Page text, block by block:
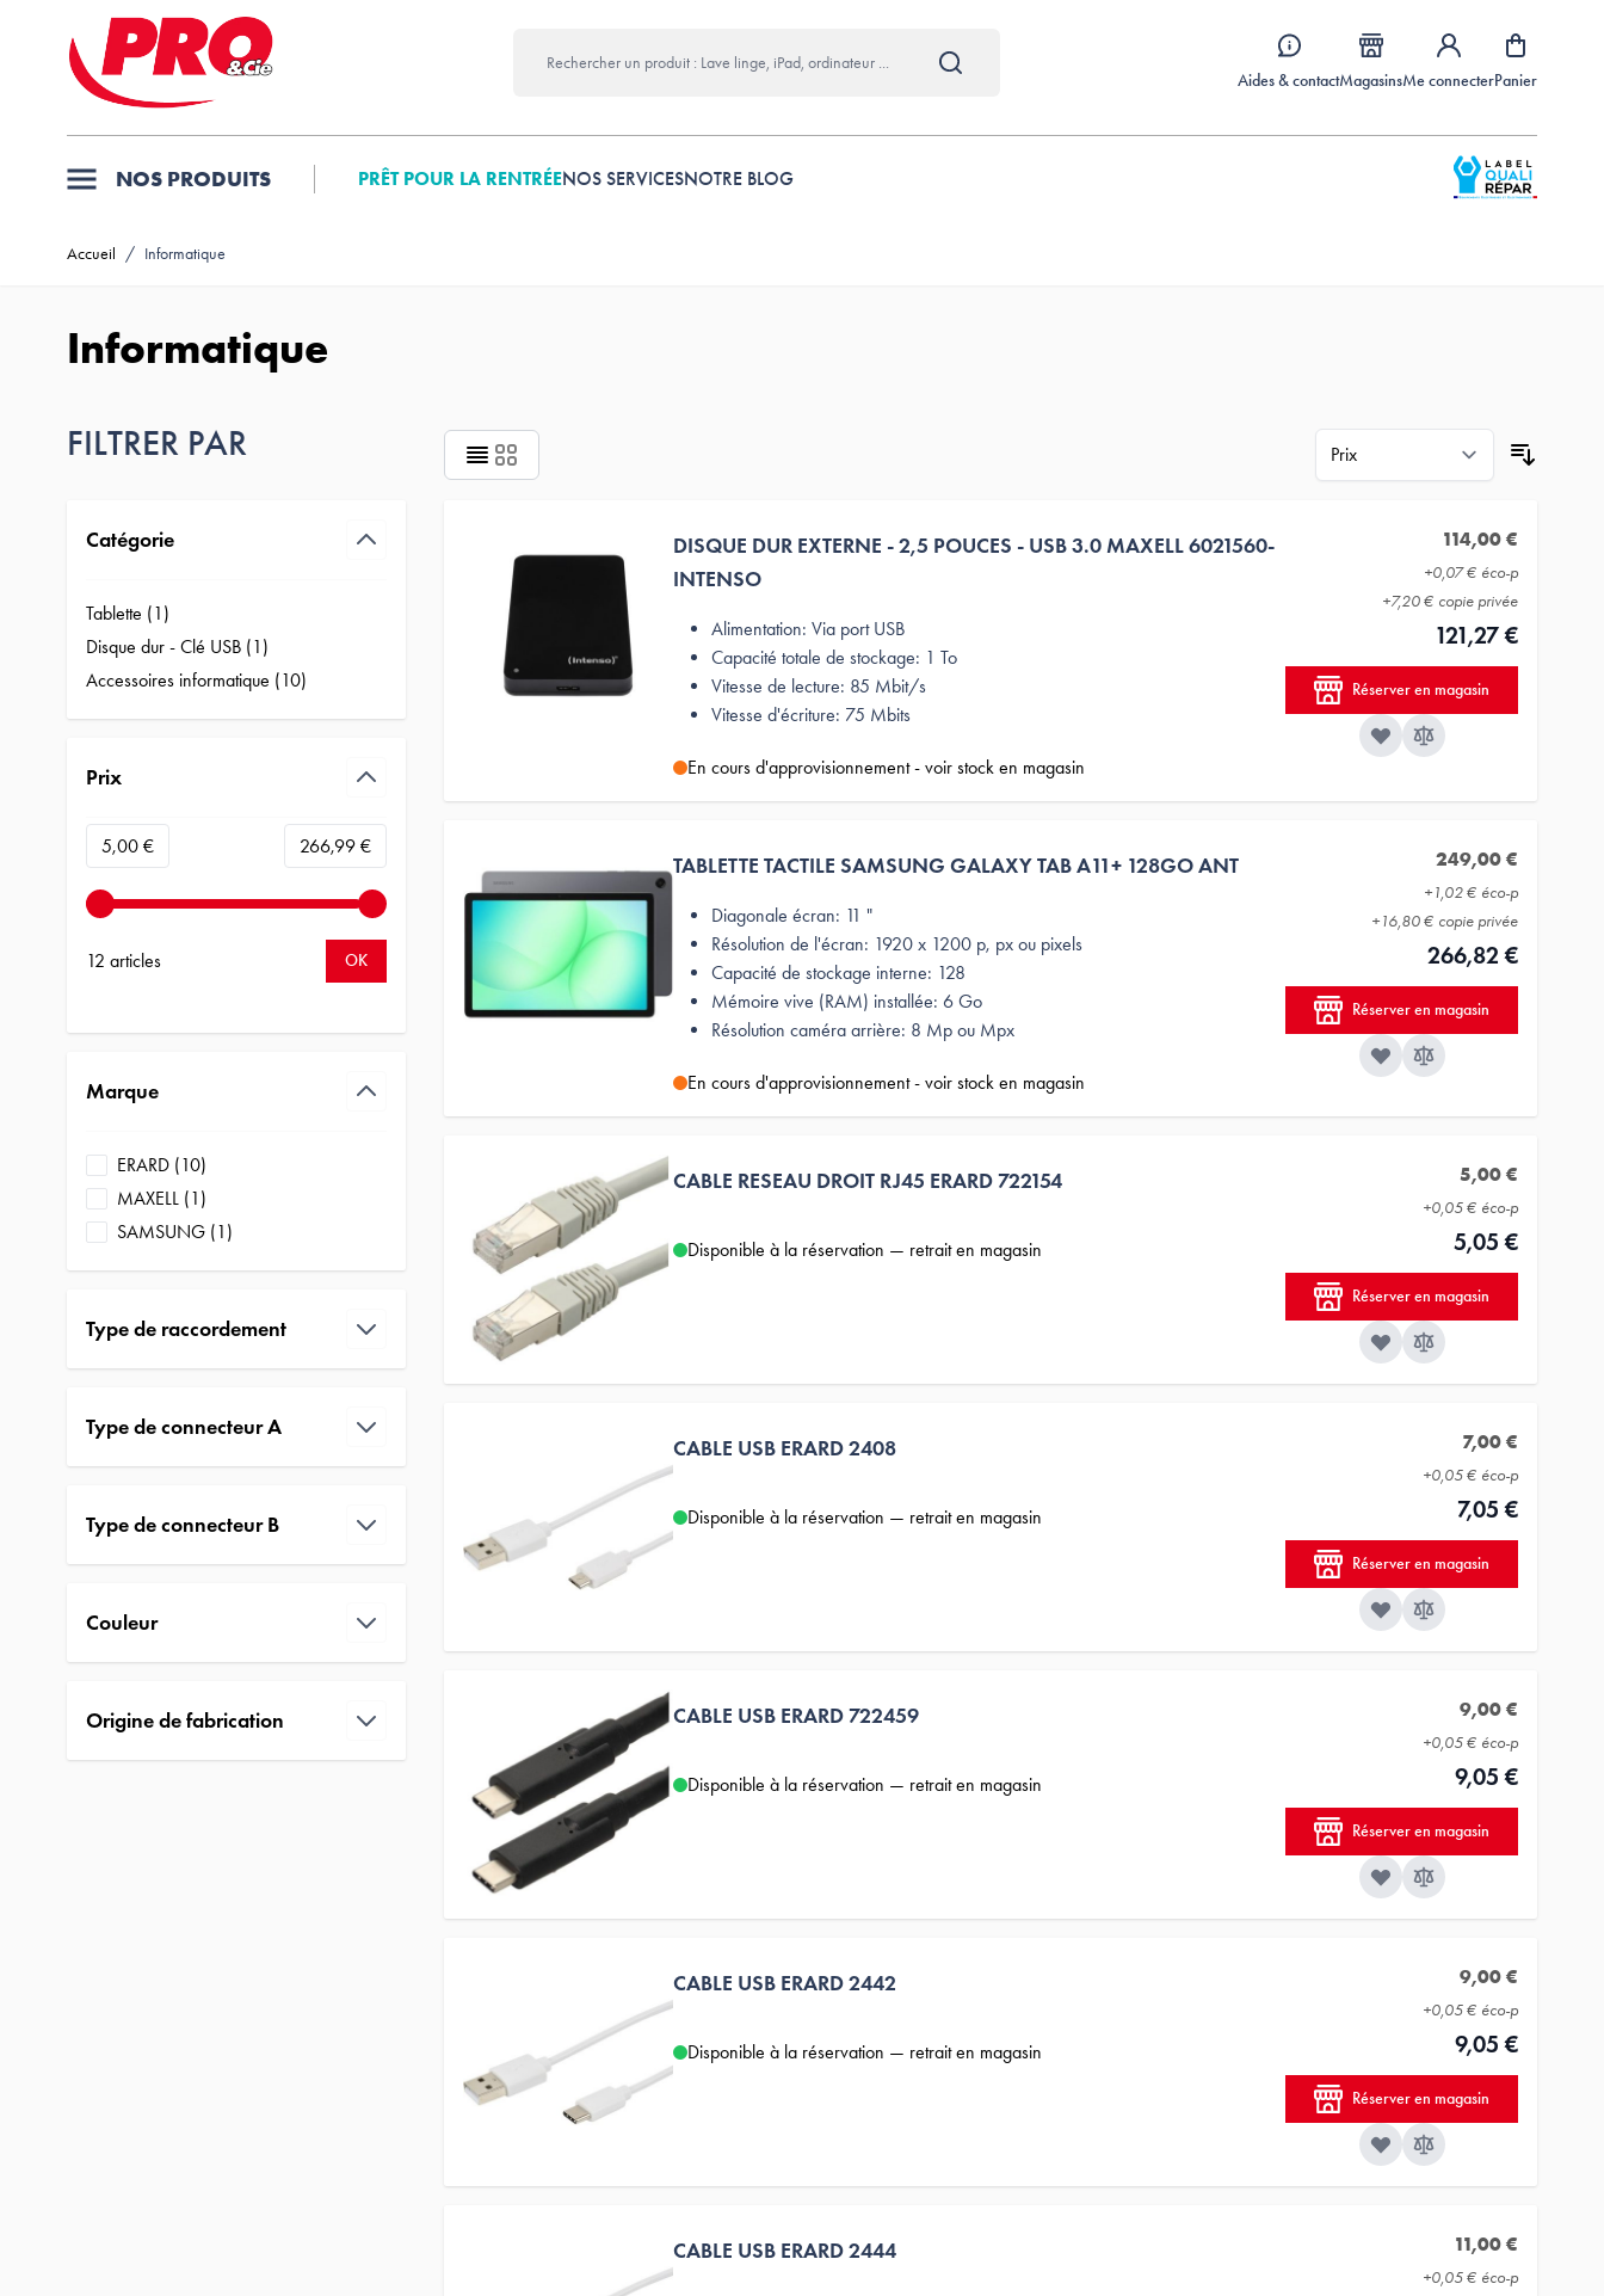
Allez au contenu
Aides & contactMagasinsMe connecterPanier
NOS PRODUITS PRÊT POUR LA RENTRÉENOS SERVICESNOTRE BLOG
Accueil / Informatique
Informatique
FILTRER PAR
Catégorie
Tablette (1
products available
)
Disque dur - Clé USB (1
products available
)
Accessoires informatique (10
products available
)
Prix
Minimum value
5,00 € Valeur maximale
266,99 €
12 articles OK
Marque
ERARD (10products available
)
MAXELL (1 products available
)
SAMSUNG (1 products available
)
Type de raccordement
Type de connecteur A
Type de connecteur B
Couleur
Origine de fabrication
DISQUE DUR EXTERNE - 2,5 POUCES - USB 3.0 MAXELL 6021560-
INTENSO
Alimentation: Via port USB
Capacité totale de stockage: 1 To
Vitesse de lecture: 85 Mbit/s
Vitesse d'écriture: 75 Mbits
En cours d'approvisionnement - voir stock en magasin
114,00 €
+0,07 € éco-p
+7,20 € copie privée
121,27 €
Réserver en magasin
TABLETTE TACTILE SAMSUNG GALAXY TAB A11+ 128GO ANT
Diagonale écran: 11 "
Résolution de l'écran: 1920 x 1200 p, px ou pixels
Capacité de stockage interne: 128
Mémoire vive (RAM) installée: 6 Go
Résolution caméra arrière: 8 Mp ou Mpx
En cours d'approvisionnement - voir stock en magasin
249,00 €
+1,02 € éco-p
+16,80 € copie privée
266,82 €
Réserver en magasin
CABLE RESEAU DROIT RJ45 ERARD 722154
Disponible à la réservation — retrait en magasin
5,00 €
+0,05 € éco-p
5,05 €
Réserver en magasin
CABLE USB ERARD 2408
Disponible à la réservation — retrait en magasin
7,00 €
+0,05 € éco-p
7,05 €
Réserver en magasin
CABLE USB ERARD 722459
Disponible à la réservation — retrait en magasin
9,00 €
+0,05 € éco-p
9,05 €
Réserver en magasin
CABLE USB ERARD 2442
Disponible à la réservation — retrait en magasin
9,00 €
+0,05 € éco-p
9,05 €
Réserver en magasin
CABLE USB ERARD 2444 11,00 €
+0,05 € éco-p